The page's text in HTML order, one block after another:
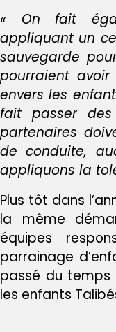
« On fait
appliquant un
sauvegarde
pourraient
envers les
fait passer
partenaires
de conduite,
appliquons la
Plus tôt dans
la même
équipes
parrainage
passé du temps
les enfants